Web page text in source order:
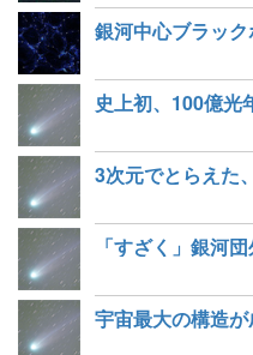
「すざく」銀河
宇宙最大の構造